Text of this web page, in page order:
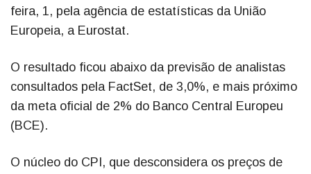
feira, 1, pela agência de estatísticas da União
Europeia, a Eurostat.
O resultado ficou abaixo da previsão de analistas
consultados pela FactSet, de 3,0%, e mais próximo
da meta oficial de 2% do Banco Central Europeu
(BCE).
O núcleo do CPI, que desconsidera os preços de